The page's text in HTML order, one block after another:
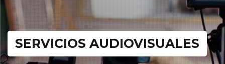
SERVICIOS AUDIOVISUALES